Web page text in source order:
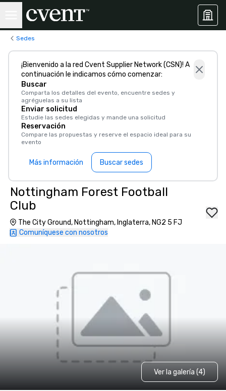
Sedes
¡Bienvenido a la red Cvent Supplier Network (CSN)! A
continuación le indicamos cómo comenzar:
Buscar
Comparta los detalles del evento, encuentre sedes y
agréguelas a su lista
Enviar solicitud
Estudie las sedes elegidas y mande una solicitud
Reservación
Compare las propuestas y reserve el espacio ideal para su
evento
Más información Buscar sedes
Nottingham Forest Football
Club
The City Ground, Nottingham, Inglaterra, NG2 5 FJ
Comuníquese con nosotros
Ver la galería (4)